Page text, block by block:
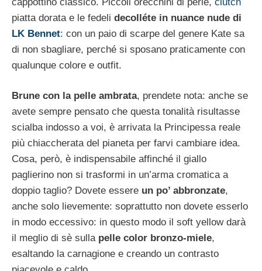
piatta dorata e le fedeli decolléte in nuance nude di
LK Bennet: con un paio di scarpe del genere Kate sa
di non sbagliare, perché si sposano praticamente con
qualunque colore e outfit.
Brune con la pelle ambrata, prendete nota: anche se
avete sempre pensato che questa tonalità risultasse
scialba indosso a voi, è arrivata la Principessa reale
più chiaccherata del pianeta per farvi cambiare idea.
Cosa, però, è indispensabile affinché il giallo
paglierino non si trasformi in un’arma cromatica a
doppio taglio? Dovete essere un po’ abbronzate,
anche solo lievemente: soprattutto non dovete esserlo
in modo eccessivo: in questo modo il soft yellow darà
il meglio di sè sulla pelle color bronzo-miele,
esaltando la carnagione e creando un contrasto